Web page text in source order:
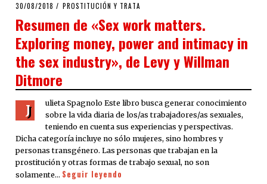
POSTED
30/08/2018 PROSTITUCIÓN Y TRATA
Resumen de «Sex work matters.
Exploring money, power and intimacy in
the sex industry», de Levy y Willman
Ditmore
J
ulieta Spagnolo Este libro busca generar conocimiento
sobre la vida diaria de los/as trabajadores/as sexuales,
teniendo en cuenta sus experiencias y perspectivas.
Dicha categoría incluye no sólo mujeres, sino hombres y
personas transgénero. Las personas que trabajan en la
prostitución y otras formas de trabajo sexual, no son
solamente… Seguir leyendo